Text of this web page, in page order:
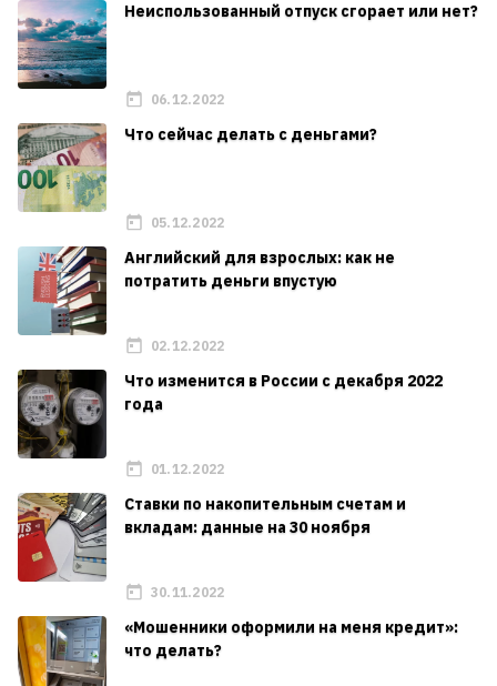
Неиспользованный отпуск сгорает или нет?
06.12.2022
Что сейчас делать с деньгами?
05.12.2022
Английский для взрослых: как не
потратить деньги впустую
02.12.2022
Что изменится в России с декабря 2022
года
01.12.2022
Ставки по накопительным счетам и
вкладам: данные на 30 ноября
30.11.2022
«Мошенники оформили на меня кредит»:
что делать?